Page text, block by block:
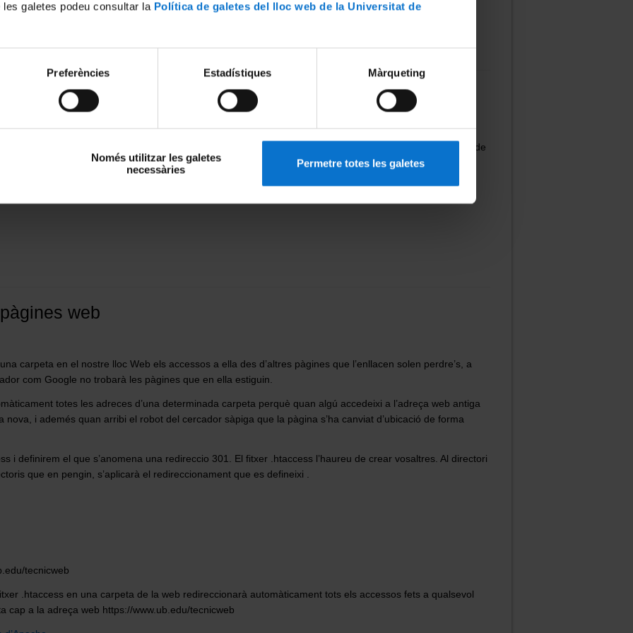
galetes podeu consultar la Política de galetes del lloc web de la Universitat de
Preferències Estadístiques Màrqueting
Només utilitzar les galetes
necessàries
Permetre totes les galetes
de publicació al qual podem connectar-nos mitjançant SFTP per accedir a l’espai web de l’hostatgeria de
web
carpeta en el nostre lloc Web els accessos a ella des d’altres pàgines que l’enllacen solen perdre’s, a
com Google no trobarà les pàgines que en ella estiguin.
totes les adreces d’una determinada carpeta perquè quan algú accedeixi a l’adreça web antiga
i ademés quan arribi el robot del cercador sàpiga que la pàgina s’ha canviat d’ubicació de forma
i definirem el que s’anomena una redireccio 301. El fitxer .htaccess l’haureu de crear vosaltres. Al directori
que en pengin, s’aplicarà el redireccionament que es defineixi .
tecnicweb
.htaccess en una carpeta de la web redireccionarà automàticament tots els accessos fets a qualsevol
cap a la adreça web https://www.ub.edu/tecnicweb